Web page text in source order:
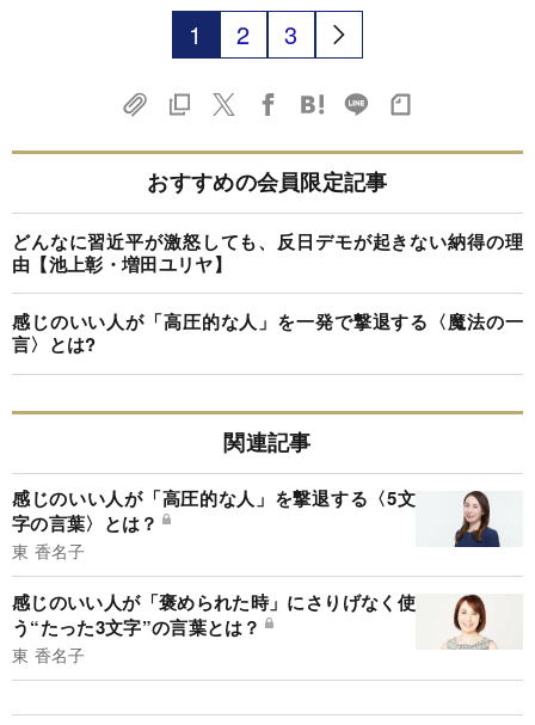
1 2 3
おすすめの会員限定記事
どんなに習近平が激怒しても、反日デモが起きない納得の理
由【池上彰・増田ユリヤ】
感じのいい人が「高圧的な人」を一発で撃退する〈魔法の一
言〉とは?
関連記事
感じのいい人が「高圧的な人」を撃退する〈5文
字の言葉〉とは？
東 香名子
感じのいい人が「褒められた時」にさりげなく使
う“たった3文字”の言葉とは？
東 香名子